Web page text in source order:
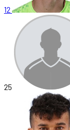
12
25